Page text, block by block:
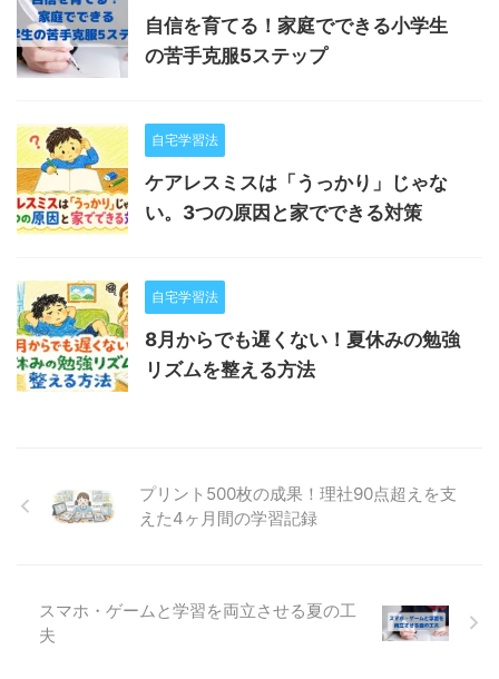
自信を育てる！家庭でできる小学生
の苦手克服5ステップ
自宅学習法
ケアレスミスは「うっかり」じゃな
い。3つの原因と家でできる対策
自宅学習法
8月からでも遅くない！夏休みの勉強
リズムを整える方法
プリント500枚の成果！理社90点超えを支
えた4ヶ月間の学習記録
スマホ・ゲームと学習を両立させる夏の工
夫